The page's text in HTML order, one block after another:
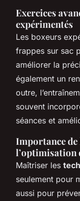
Exercices
expérimentés
Les boxeurs
frappes sur sac
améliorer la
également un
outre,
souvent
séances et
Importance de
l’optimisation
Maîtriser les
seulement pour
aussi pour